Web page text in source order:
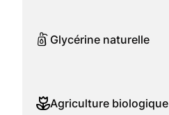
Glycérine naturelle
Agriculture biologique